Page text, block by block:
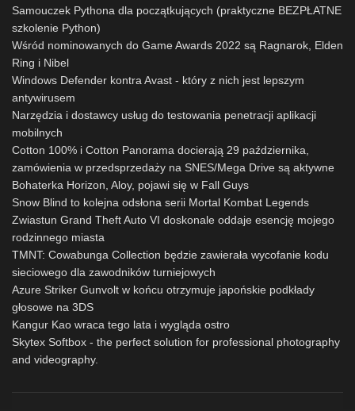
Samouczek Pythona dla początkujących (praktyczne BEZPŁATNE
szkolenie Python)
Wśród nominowanych do Game Awards 2022 są Ragnarok, Elden
Ring i Nibel
Windows Defender kontra Avast - który z nich jest lepszym
antywirusem
Narzędzia i dostawcy usług do testowania penetracji aplikacji
mobilnych
Cotton 100% i Cotton Panorama docierają 29 października,
zamówienia w przedsprzedaży na SNES/Mega Drive są aktywne
Bohaterka Horizon, Aloy, pojawi się w Fall Guys
Snow Blind to kolejna odsłona serii Mortal Kombat Legends
Zwiastun Grand Theft Auto VI doskonale oddaje esencję mojego
rodzinnego miasta
TMNT: Cowabunga Collection będzie zawierała wycofanie kodu
sieciowego dla zawodników turniejowych
Azure Striker Gunvolt w końcu otrzymuje japońskie podkłady
głosowe na 3DS
Kangur Kao wraca tego lata i wygląda ostro
Skytex Softbox - the perfect solution for professional photography
and videography.